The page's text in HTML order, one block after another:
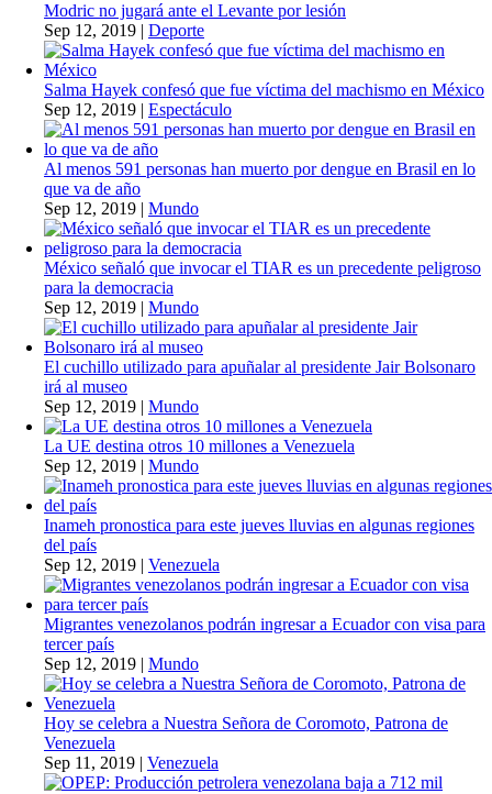
Modric no jugará ante el Levante por lesión
Sep 12, 2019 | Deporte
Salma Hayek confesó que fue víctima del machismo en México
Sep 12, 2019 | Espectáculo
Al menos 591 personas han muerto por dengue en Brasil en lo
que va de año
Sep 12, 2019 | Mundo
México señaló que invocar el TIAR es un precedente peligroso
para la democracia
Sep 12, 2019 | Mundo
El cuchillo utilizado para apuñalar al presidente Jair Bolsonaro
irá al museo
Sep 12, 2019 | Mundo
La UE destina otros 10 millones a Venezuela
Sep 12, 2019 | Mundo
Inameh pronostica para este jueves lluvias en algunas regiones
del país
Sep 12, 2019 | Venezuela
Migrantes venezolanos podrán ingresar a Ecuador con visa para
tercer país
Sep 12, 2019 | Mundo
Hoy se celebra a Nuestra Señora de Coromoto, Patrona de
Venezuela
Sep 11, 2019 | Venezuela